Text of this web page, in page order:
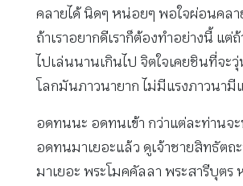
คลายได้ นิดๆ หน่อยๆ พอใจผ่อนคลา
ถ้าเราอยากดีเราก็ต้องทำอย่างนี้ แต่ถ้
ไปเล่นนานเกินไป จิตใจเคยชินที่จะ
โลกมันภาวนายาก ไม่มีแรงภาวนามี
อดทนนะ อดทนเข้า กว่าแต่ละท่านจ
อดทนมาเยอะแล้ว ดูเจ้าชายสิทธัต
มาเยอะ พระโมคคัลลา พระสารีบุตร